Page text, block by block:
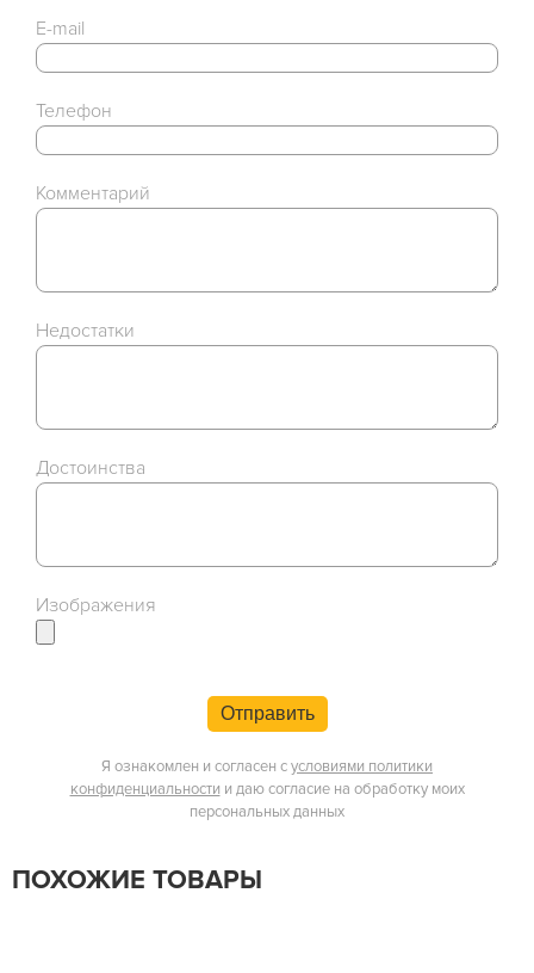
E-mail
Телефон
Комментарий
Недостатки
Достоинства
Изображения
Отправить
Я ознакомлен и согласен сусловиями политики
конфиденциальности и даю согласие на обработку моих
персональных данных
ПОХОЖИЕ ТОВАРЫ